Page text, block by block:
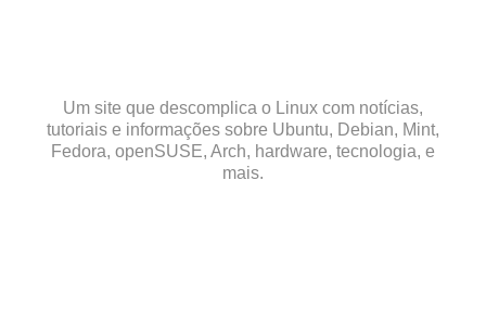
Um site que descomplica o Linux com notícias,
tutoriais e informações sobre Ubuntu, Debian, Mint,
Fedora, openSUSE, Arch, hardware, tecnologia, e
mais.